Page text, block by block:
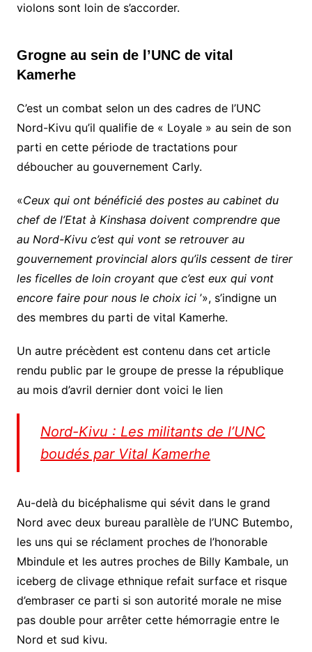
violons sont loin de s’accorder.
Grogne au sein de l’UNC de vital
Kamerhe
C’est un combat selon un des cadres de l’UNC
Nord-Kivu qu’il qualifie de « Loyale » au sein de son
parti en cette période de tractations pour
déboucher au gouvernement Carly.
«Ceux qui ont bénéficié des postes au cabinet du
chef de l’Etat à Kinshasa doivent comprendre que
au Nord-Kivu c’est qui vont se retrouver au
gouvernement provincial alors qu’ils cessent de tirer
les ficelles de loin croyant que c’est eux qui vont
encore faire pour nous le choix ici’», s’indigne un
des membres du parti de vital Kamerhe.
Un autre précèdent est contenu dans cet article
rendu public par le groupe de presse la république
au mois d’avril dernier dont voici le lien
Nord-Kivu : Les militants de l’UNC
boudés par Vital Kamerhe
Au-delà du bicéphalisme qui sévit dans le grand
Nord avec deux bureau parallèle de l’UNC Butembo,
les uns qui se réclament proches de l’honorable
Mbindule et les autres proches de Billy Kambale, un
iceberg de clivage ethnique refait surface et risque
d’embraser ce parti si son autorité morale ne mise
pas double pour arrêter cette hémorragie entre le
Nord et sud kivu.